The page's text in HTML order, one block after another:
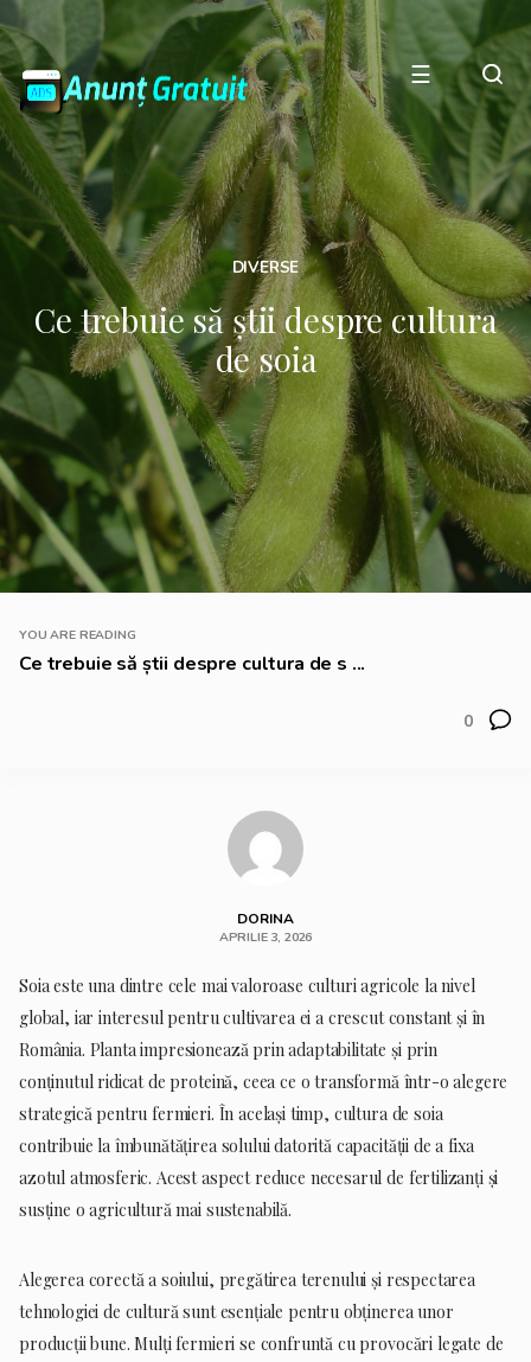
☰
DIVERSE
Ce trebuie să știi despre cultura
de soia
YOU ARE READING
Ce trebuie să știi despre cultura de s ...
0
DORINA
APRILIE 3, 2026
Soia este una dintre cele mai valoroase culturi agricole la nivel
global, iar interesul pentru cultivarea ei a crescut constant și în
România. Planta impresionează prin adaptabilitate și prin
conținutul ridicat de proteină, ceea ce o transformă într-o alegere
strategică pentru fermieri. În același timp, cultura de soia
contribuie la îmbunătățirea solului datorită capacității de a fixa
azotul atmosferic. Acest aspect reduce necesarul de fertilizanți și
susține o agricultură mai sustenabilă.
Alegerea corectă a soiului, pregătirea terenului și respectarea
tehnologiei de cultură sunt esențiale pentru obținerea unor
producții bune. Mulți fermieri se confruntă cu provocări legate de